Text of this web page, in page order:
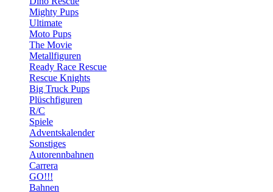
Mighty Pups
Ultimate
Moto Pups
The Movie
Metallfiguren
Ready Race Rescue
Rescue Knights
Big Truck Pups
Plüschfiguren
R/C
Spiele
Adventskalender
Sonstiges
Autorennbahnen
Carrera
GO!!!
Bahnen